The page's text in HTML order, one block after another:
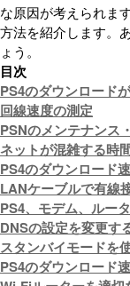
な原因が考えられま
方法を紹介します。
ょう。
目次
PS4のダウンロード
回線速度の測定
PSNのメンテナンス
ネットが混雑する時
PS4のダウンロード
LANケーブルで有線
PS4、モデム、ルー
DNSの設定を変更す
スタンバイモードを
PS4のダウンロード